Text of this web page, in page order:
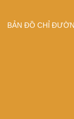
BẢN ĐỒ CHỈ